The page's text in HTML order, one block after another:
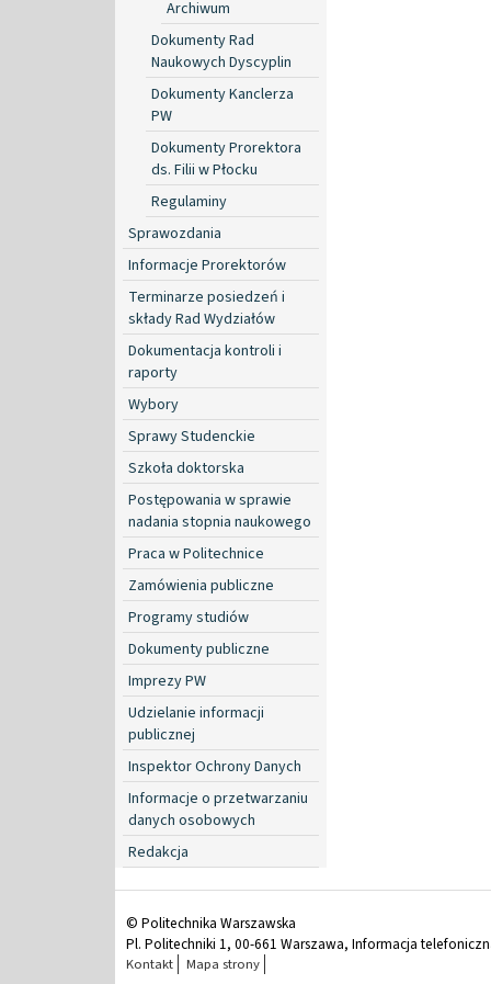
Archiwum
Dokumenty Rad
Naukowych Dyscyplin
Dokumenty Kanclerza
PW
Dokumenty Prorektora
ds. Filii w Płocku
Regulaminy
Sprawozdania
Informacje Prorektorów
Terminarze posiedzeń i
składy Rad Wydziałów
Dokumentacja kontroli i
raporty
Wybory
Sprawy Studenckie
Szkoła doktorska
Postępowania w sprawie
nadania stopnia naukowego
Praca w Politechnice
Zamówienia publiczne
Programy studiów
Dokumenty publiczne
Imprezy PW
Udzielanie informacji
publicznej
Inspektor Ochrony Danych
Informacje o przetwarzaniu
danych osobowych
Redakcja
© Politechnika Warszawska
Pl. Politechniki 1, 00-661 Warszawa, Informacja
Kontakt Mapa strony